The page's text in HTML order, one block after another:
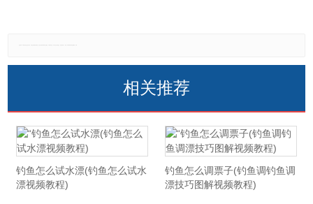
相关推荐
钓鱼怎么试水漂(钓鱼怎么试水
漂视频教程)
钓鱼怎么调票子(钓鱼调钓鱼调
漂技巧图解视频教程)